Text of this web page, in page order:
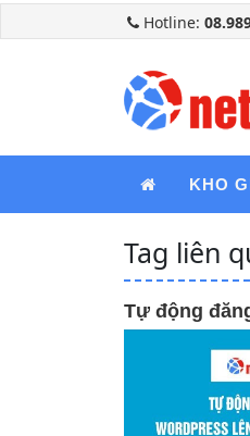
Hotline:
KHO
Tag liên
Tự động